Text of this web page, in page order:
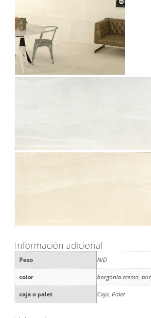
Información adicional
Peso N/D
color borgonia crema,
caja o palet Caja, Palet